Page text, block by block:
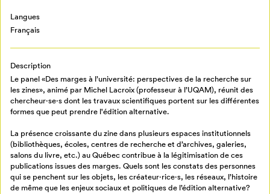
Mon Salon
Langues
Français
Description
Le panel «Des marges à l’université: perspectives de la recherche sur
les zines», animé par Michel Lacroix (professeur à l’UQAM), réunit des
chercheur·se·s dont les travaux scientifiques portent sur les différentes
formes que peut prendre l'édition alternative.
La présence croissante du zine dans plusieurs espaces institutionnels
(bibliothèques, écoles, centres de recherche et d’archives, galeries,
salons du livre, etc.) au Québec contribue à la légitimisation de ces
publications issues des marges. Quels sont les constats des personnes
qui se penchent sur les objets, les créateur·rice·s, les réseaux, l’histoire
de même que les enjeux sociaux et politiques de l’édition alternative?